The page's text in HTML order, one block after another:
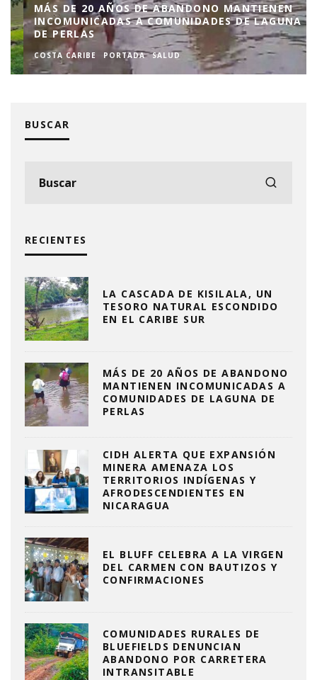
MÁS DE 20 AÑOS DE ABANDONO MANTIENEN
INCOMUNICADAS A COMUNIDADES DE LAGUNA
DE PERLAS
COSTA CARIBE PORTADA SALUD
BUSCAR
RECIENTES
LA CASCADA DE KISILALA, UN
TESORO NATURAL ESCONDIDO
EN EL CARIBE SUR
MÁS DE 20 AÑOS DE ABANDONO
MANTIENEN INCOMUNICADAS A
COMUNIDADES DE LAGUNA DE
PERLAS
CIDH ALERTA QUE EXPANSIÓN
MINERA AMENAZA LOS
TERRITORIOS INDÍGENAS Y
AFRODESCENDIENTES EN
NICARAGUA
EL BLUFF CELEBRA A LA VIRGEN
DEL CARMEN CON BAUTIZOS Y
CONFIRMACIONES
COMUNIDADES RURALES DE
BLUEFIELDS DENUNCIAN
ABANDONO POR CARRETERA
INTRANSITABLE